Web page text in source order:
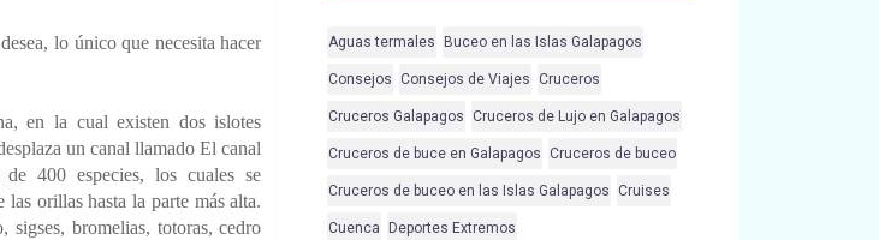
lo único que necesita hacer
en la cual existen dos islotes
un canal llamado El canal
400 especies, los cuales se
orillas hasta la parte más alta.
sigses, bromelias, totoras, cedro
Aguas termales Buceo en las Islas Galapagos
Consejos Consejos de Viajes Cruceros
Cruceros Galapagos Cruceros de Lujo en Galapagos
Cruceros de buce en Galapagos Cruceros de buceo
Cruceros de buceo en las Islas Galapagos Cruises
Cuenca Deportes Extremos